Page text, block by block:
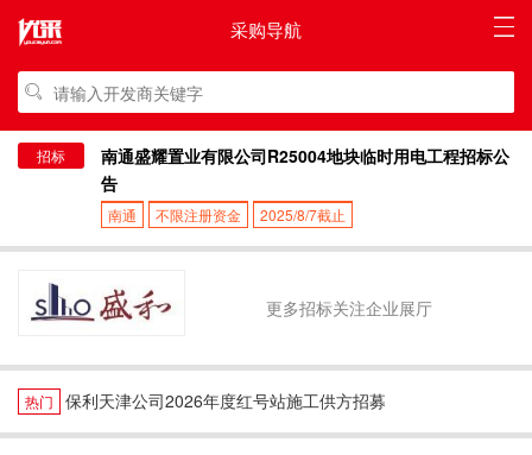
采购导航
招标
南通盛耀置业有限公司R25004地块临时用电工程招标公
告
南通 不限注册资金 2025/8/7截止
更多招标关注企业展厅
热门 保利天津公司2026年度红号站施工供方招募